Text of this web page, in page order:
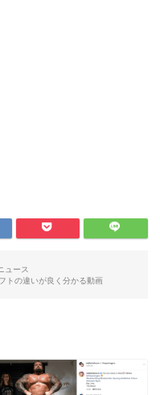
ュース
トの違いが良く分かる動画